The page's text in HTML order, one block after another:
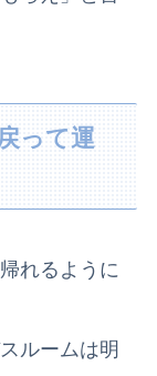
って運
れるように
ルームは明